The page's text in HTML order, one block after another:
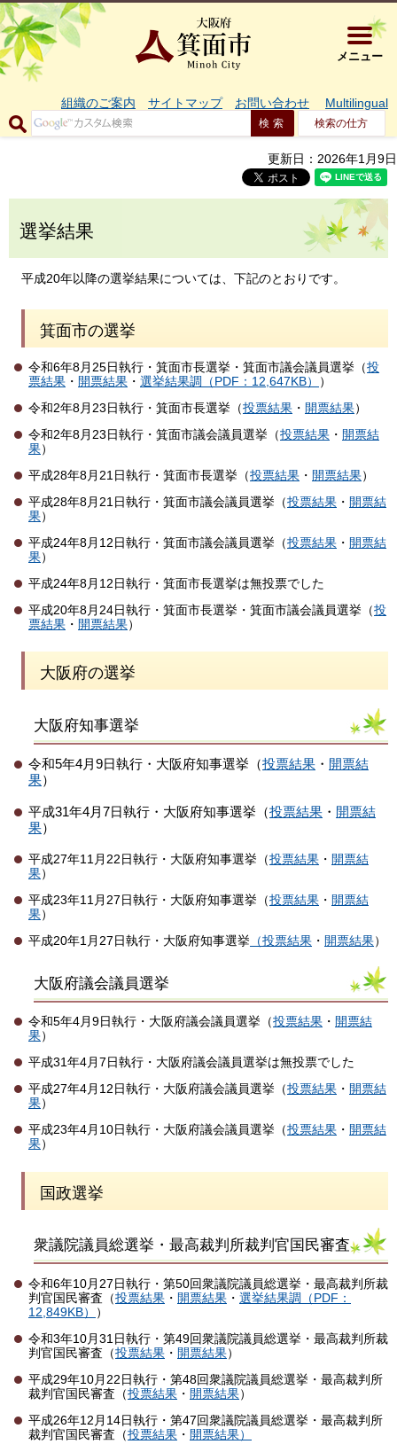
大阪府箕
メニュー
組織のご案内 サイトマップ お問い合わせ Multilingual
検索の仕方
更新日：2026年1月9日
選挙結果
平成20年以降の選挙結果については、下記のとおりです。
箕面市の選挙
令和6年8月25日執行・箕面市長選挙・箕面市議会議員選挙（投
票結果 ・ 開票結果 ・ 選挙結果調（PDF：12,647KB）
）
令和2年8月23日執行・箕面市長選挙（投票結果 ・ 開票結果）
令和2年8月23日執行・箕面市議会議員選挙（投票結果 ・ 開票結
果）
平成28年8月21日執行・箕面市長選挙（投票結果 ・ 開票結果）
平成28年8月21日執行・箕面市議会議員選挙（投票結果 ・ 開票結
果）
平成24年8月12日執行・箕面市議会議員選挙（投票結果 ・ 開票結
果）
平成24年8月12日執行・箕面市長選挙は無投票でした
平成20年8月24日執行・箕面市長選挙・箕面市議会議員選挙（投
票結果 ・ 開票結果）
大阪府の選挙
大阪府知事選挙
令和5年4月9日執行・大阪府知事選挙（投票結果 ・ 開票結
果）
平成31年4月7日執行・大阪府知事選挙（投票結果 ・ 開票結
果）
平成27年11月22日執行・大阪府知事選挙（投票結果 ・ 開票結
果）
平成23年11月27日執行・大阪府知事選挙（投票結果 ・ 開票結
果）
平成20年1月27日執行・大阪府知事選挙 （投票結果 ・ 開票結果）
大阪府議会議員選挙
令和5年4月9日執行・大阪府議会議員選挙（投票結果 ・ 開票結
果）
平成31年4月7日執行・大阪府議会議員選挙は無投票でした
平成27年4月12日執行・大阪府議会議員選挙（投票結果 ・ 開票結
果）
平成23年4月10日執行・大阪府議会議員選挙（投票結果 ・ 開票結
果）
国政選挙
衆議院議員総選挙・最高裁判所裁判官国民審査
令和6年10月27日執行・第50回衆議院議員総選挙・最高裁判所裁
判官国民審査（投票結果 ・ 開票結果 ・ 選挙結果調（PDF：
12,849KB）
）
令和3年10月31日執行・第49回衆議院議員総選挙・最高裁判所裁
判官国民審査（投票結果 ・ 開票結果）
平成29年10月22日執行・第48回衆議院議員総選挙・最高裁判所
裁判官国民審査（投票結果 ・ 開票結果）
平成26年12月14日執行・第47回衆議院議員総選挙・最高裁判所
裁判官国民審査（投票結果 ・ 開票結果）